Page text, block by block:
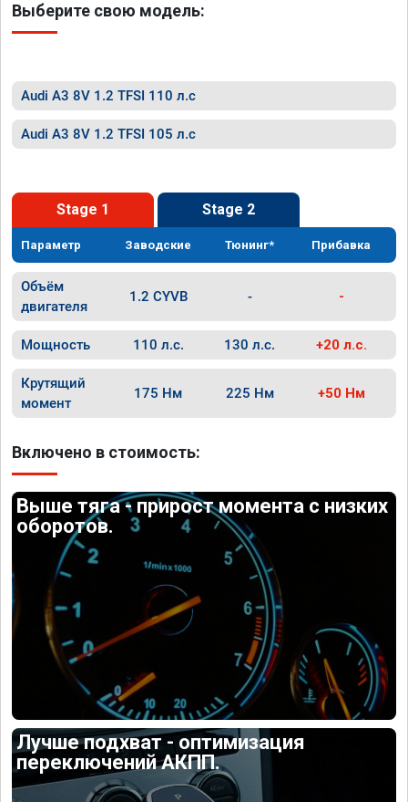
Выберите свою модель:
Audi A3 8V 1.2 TFSI 110 л.с
Audi A3 8V 1.2 TFSI 105 л.с
Stage 1 Stage 2
Параметр Заводские Тюнинг* Прибавка
Объём
двигателя
1.2 CYVB - -
Мощность 110 л.с. 130 л.с. +20 л.с.
Крутящий
момент
175 Нм 225 Нм +50 Нм
Включено в стоимость:
Выше тяга - прирост момента с низких
оборотов.
Лучше подхват - оптимизация
переключений АКПП.